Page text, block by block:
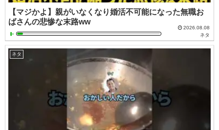
【マジかよ】親がいなくなり婚活不可能になった無職お
ばさんの悲惨な末路ww
2026.08.08
ネタ
ネタ